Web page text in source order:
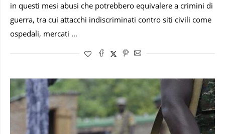
in questi mesi abusi che potrebbero equivalere a crimini di
guerra, tra cui attacchi indiscriminati contro siti civili come
ospedali, mercati …